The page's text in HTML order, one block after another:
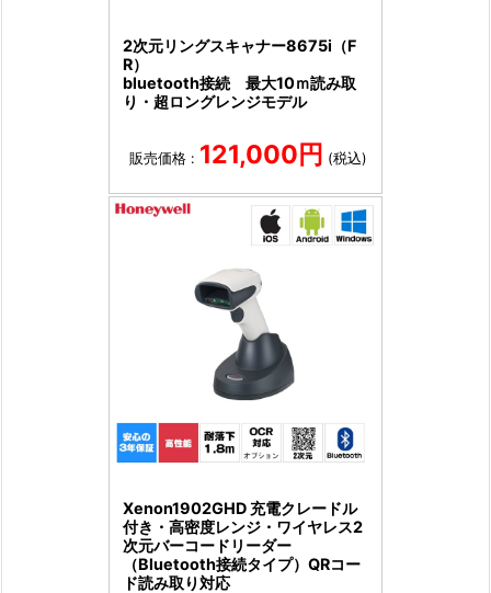
2次元リングスキャナー8675i（F
R）
bluetooth接続 最大10ｍ読み取
り・超ロングレンジモデル
販売価格 : 121,000円 (税込)
Xenon1902GHD 充電クレードル
付き・高密度レンジ・ワイヤレス2
次元バーコードリーダー
（Bluetooth接続タイプ）QRコー
ド読み取り対応